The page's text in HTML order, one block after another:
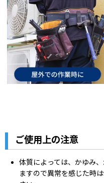
ご使用上の注意
体質によっては、かゆみ
ますので異常を感じた時